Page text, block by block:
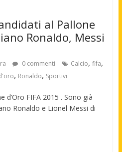
al Pallone
Ronaldo, Messi
0 commenti Calcio, fifa,
, Ronaldo, Sportivi
d’Oro FIFA 2015 . Sono già
Ronaldo e Lionel Messi di